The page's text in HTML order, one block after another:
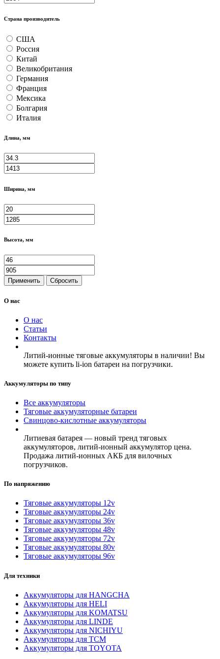
Страна производитель
США
Россия
Китай
Великобритания
Германия
Франция
Мексика
Болгария
Италия
Длина, мм
Ширина, мм
Высота, мм
Применить Сбросить
О нас
О нас
Статьи
Контакты
Литий-ионные тяговые аккумуляторы в наличии! Вы
можете купить li-ion батареи на погрузчики.
Аккумуляторы по типу
Все аккумуляторы
Тяговые аккумуляторные батареи
Свинцово-кислотные аккумуляторы
Литиевая батарея — новый тренд тяговых
аккумуляторов, литий-ионный аккумулятор цена.
Продажа литий-ионных АКБ для вилочных
погрузчиков.
По напряжению
Тяговые аккумуляторы 12v
Тяговые аккумуляторы 24v
Тяговые аккумуляторы 36v
Тяговые аккумуляторы 48v
Тяговые аккумуляторы 72v
Тяговые аккумуляторы 80v
Тяговые аккумуляторы 96v
Для техники
Аккумуляторы для HANGCHA
Аккумуляторы для HELI
Аккумуляторы для KOMATSU
Аккумуляторы для LINDE
Аккумуляторы для NICHIYU
Аккумуляторы для TCM
Аккумуляторы для TOYOTA